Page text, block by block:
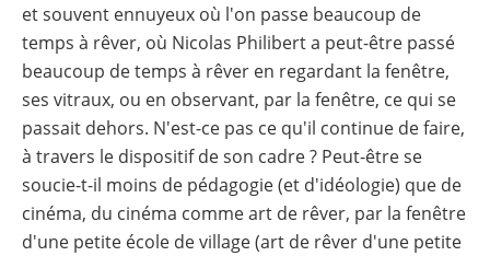
et souvent ennuyeux où l'on passe beaucoup de
temps à rêver, où Nicolas Philibert a peut-être passé
beaucoup de temps à rêver en regardant la fenêtre,
ses vitraux, ou en observant, par la fenêtre, ce qui se
passait dehors. N'est-ce pas ce qu'il continue de faire,
à travers le dispositif de son cadre ? Peut-être se
soucie-t-il moins de pédagogie (et d'idéologie) que de
cinéma, du cinéma comme art de rêver, par la fenêtre
d'une petite école de village (art de rêver d'une petite